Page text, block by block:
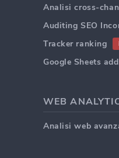
Analisi cross-
Auditing SEO
Tracker ranking
Google Sheets
WEB
Analisi web